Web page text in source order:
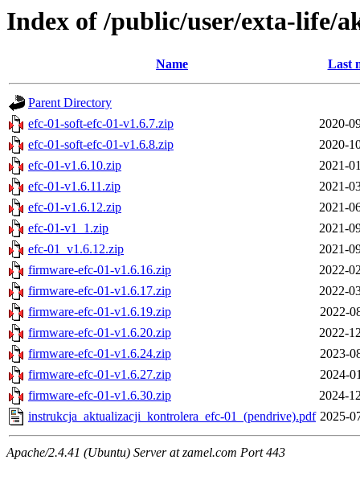
Index of /public/user/exta-life/
Name Last
Parent Directory
efc-01-soft-efc-01-v1.6.7.zip
2020-
efc-01-soft-efc-01-v1.6.8.zip
2020-
efc-01-v1.6.10.zip
2021-
efc-01-v1.6.11.zip
2021-
efc-01-v1.6.12.zip
2021-
efc-01-v1_1.zip
2021-
efc-01_v1.6.12.zip
2021-
firmware-efc-01-v1.6.16.zip
2022-
firmware-efc-01-v1.6.17.zip
2022-
firmware-efc-01-v1.6.19.zip
2022-
firmware-efc-01-v1.6.20.zip
2022-
firmware-efc-01-v1.6.24.zip
2023-
firmware-efc-01-v1.6.27.zip
2024-
firmware-efc-01-v1.6.30.zip
2024-
instrukcja_aktualizacji_kontrolera_efc-01_(pendrive).pdf 2025-
Apache/2.4.41 (Ubuntu) Server at zamel.com Port 443